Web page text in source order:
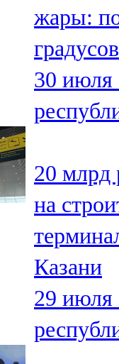
106,2
Минзәлә
107,3
Мөслим
Нурлат
104,7
Олы
71,42 FM
Сарман
107,8
жары:
градусов
30 июля
20 млрд
на
Казани
29 июля